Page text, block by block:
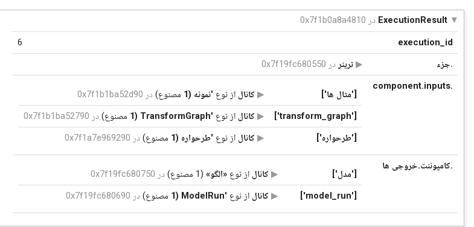
ExecutionResult در 0x7f1b0a8a4810
execution_id
6
.جزء
ترینر در 0x7f19fc680550
.component.inputs
['مثال ها'] کانال از نوع 'نمونه (1 مصنوع) در 0x7f1b1ba52d90
['transform_graph']
کانال از نوع 'TransformGraph (1 مصنوع) در 0x7f1b1ba52790
['طرحواره']
کانال از نوع 'طرحواره (1 مصنوع) در 0x7f1a7e969290
.کامپوننت.خروجی ها
['مدل'] کانال از نوع «الگو» (1 مصنوع)
در 0x7f19fc680750
['model_run']
کانال از نوع 'ModelRun (1 مصنوع) در 0x7f19fc680690